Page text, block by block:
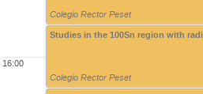
16:00
Colegio Rector Peset
Studies in the 100Sn region with
Colegio Rector Peset